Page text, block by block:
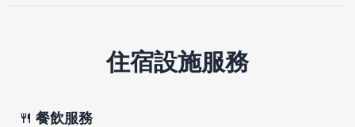
住宿設施服務
餐飲服務